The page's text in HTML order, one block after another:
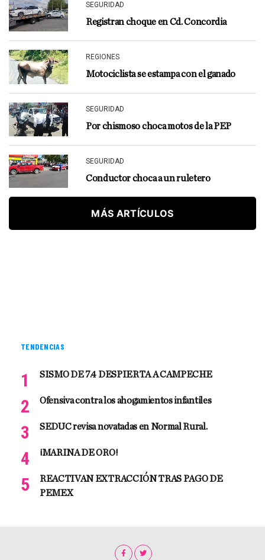
SEGURIDAD
Registran choque en Cd. Concordia
REGIONES
Motociclista se estampa con el ganado
SEGURIDAD
Por chismoso choca motos de la PEP
SEGURIDAD
Conductor choca a un ruletero
MÁS ARTÍCULOS
TENDENCIAS
SISMO DE 7.4 DESPIERTA A CAMPECHE
Ofensiva contra los ahogamientos infantiles
SEDUC revisa novatadas en Normal Rural.
¡MARINA DE ORO!
REACTIVAN EXTRACCIÓN TRAS PAGO DE
PEMEX